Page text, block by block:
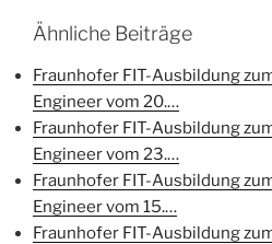
Ähnliche Beiträge
Fraunhofer FIT-Ausbildung
Engineer vom 20.…
Fraunhofer FIT-Ausbildung
Engineer vom 23.…
Fraunhofer FIT-Ausbildung
Engineer vom 15.…
Fraunhofer FIT-Ausbildung